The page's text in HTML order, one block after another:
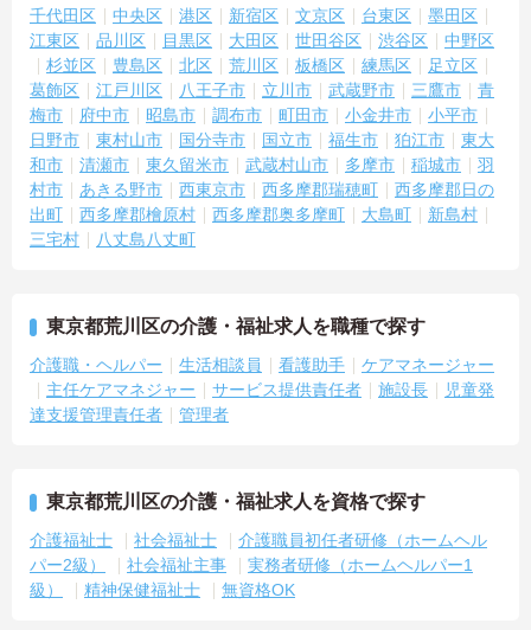
・日勤のみの勤務
→ 生活リズムを整えながら長く働きやすい職場です♪
―――――――――――――――
■ 長期就業を支える待遇面
―――――――――――――――
安定した環境で勤務できます
・月給300000円以上
・賞与年2回支給実績あり
・リフレッシュ休暇年3日あり
→ ワークライフバランスを大切にしながら働けます♪
千代田区 中央区 港区 新宿区 文京区 台東区
墨田区
江東区
品川区 目黒区 大田区 世田谷区 渋谷区
中野区
杉並区
豊島区 北区 荒川区 板橋区 練馬区
足立区
葛飾区
江戸川区 八王子市 立川市 武蔵野市 三鷹市
青
梅市
府中市 昭島市 調布市 町田市 小金井市
小平市
日野市
東村山市 国分寺市 国立市 福生市 狛江市
東大
和市
清瀬市 東久留米市 武蔵村山市 多摩市 稲城市
羽
村市
あきる野市 西東京市 西多摩郡瑞穂町
西多摩郡日の
出町
西多摩郡檜原村 西多摩郡奥多摩町 大島町
新島村
三宅村
八丈島八丈町
東京都荒川区の介護・福祉求人を職種で探す
介護職・ヘルパー 生活相談員 看護助手
ケアマネージャー
主任ケアマネジャー
サービス提供責任者 施設長
児童発
達支援管理責任者
管理者
東京都荒川区の介護・福祉求人を資格で探す
介護福祉士 社会福祉士
介護職員初任者研修（ホームヘル
パー2級）
社会福祉主事
実務者研修（ホームヘルパー1
級）
精神保健福祉士 無資格OK